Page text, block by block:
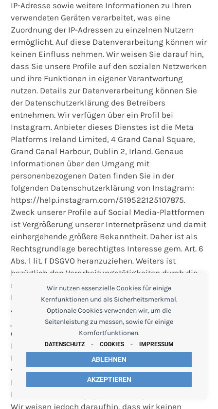
Wir nutzen essenzielle Cookies für einige
Kernfunktionen und als Sicherheitsmerkmal.
Optionale Cookies verwenden wir, um die
Seitenleistung zu messen, sowie für einige
Komfortfunktionen.
DATENSCHUTZ - COOKIES - IMPRESSUM
AKZEPTIEREN
ABLEHNEN
IP-Adresse sowie weitere Informationen zu Ihren
verwendeten Geräten verarbeitet, was eine
Zuordnung der IP-Adressen zu einzelnen Nutzern
ermöglicht. Auf diese Datenverarbeitung können wir
keinen Einfluss nehmen. Wir weisen Sie darauf hin,
dass Sie unsere Profile auf den sozialen Netzwerken
und ihre Funktionen in eigener Verantwortung
nutzen. Details zur Datenverarbeitung können Sie
der Datenschutzerklärung des Betreibers
entnehmen. Wir verfügen über ein Profil bei
Instagram. Anbieter dieses Dienstes ist die Meta
Platforms Ireland Limited, 4 Grand Canal Square,
Grand Canal Harbour, Dublin 2, Irland. Genaue
Informationen über den Umgang mit
personenbezogenen Daten finden Sie in der
folgenden Datenschutzerklärung von Instagram:
https://help.instagram.com/519522125107875.
Zweck unserer Profile auf Social Media-Plattformen
ist Vergrößerung unserer Internetpräsenz und damit
einhergehende größere Bekanntheit. Daher ist als
Rechtsgrundlage berechtigtes Interesse gem. Art. 6
Abs. 1 lit. f DSGVO heranzuziehen. Weiters ist
bezüglich den Verarbeitungstätigkeiten durch die
sozialen Netzwerke, auf deren eigene
Rechtsgrundlagen (z. B. Einwilligung gem. Art. 6
Abs. 1 lit. a DSGVO) zu verweisen, welche Sie der
jeweiligen Datenschutzerklärung entnehmen.
Grundsätzlich sind wir gemeinsam mit der Social-
Media-Plattform für die beim Besuch unseres
Profils ausgelösten Datenverarbeitungsvorgänge
verantwortlich. Daher können Sie Ihre
Betroffenenrechte gegenüber der Social Media-
Plattform als auch gegenüber uns geltend machen.
Wir weisen jedoch daraufhin, dass wir keinen